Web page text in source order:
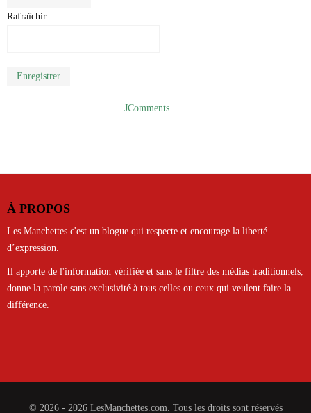
Rafraîchir
Enregistrer
JComments
À PROPOS
Les Manchettes c'est un blogue qui respecte et encourage la liberté
d’expression.
Il apporte de l'information vérifiée et sans le filtre des médias traditionnels,
donne la parole sans exclusivité à tous celles ou ceux qui veulent faire la
différence.
© 2026 - 2026 LesManchettes.com. Tous les droits sont réservés